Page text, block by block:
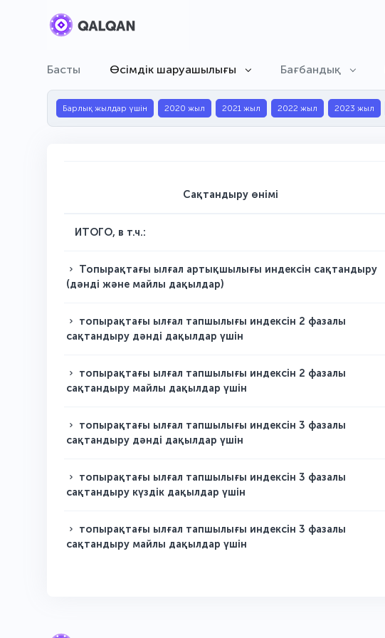
Басты Өсімдік шаруашылығы Бағбандық
Барлық жылдар үшін 2020 жыл 2021 жыл 2022 жыл 2023 жыл
Сақтандыру өнімі
ИТОГО, в т.ч.:
Топырақтағы ылғал артықшылығы индексін сақтандыру
(дәнді және майлы дақылдар)
топырақтағы ылғал тапшылығы индексін 2 фазалы
сақтандыру дәнді дақылдар үшін
топырақтағы ылғал тапшылығы индексін 2 фазалы
сақтандыру майлы дақылдар үшін
топырақтағы ылғал тапшылығы индексін 3 фазалы
сақтандыру дәнді дақылдар үшін
топырақтағы ылғал тапшылығы индексін 3 фазалы
сақтандыру күздік дақылдар үшін
топырақтағы ылғал тапшылығы индексін 3 фазалы
сақтандыру майлы дақылдар үшін